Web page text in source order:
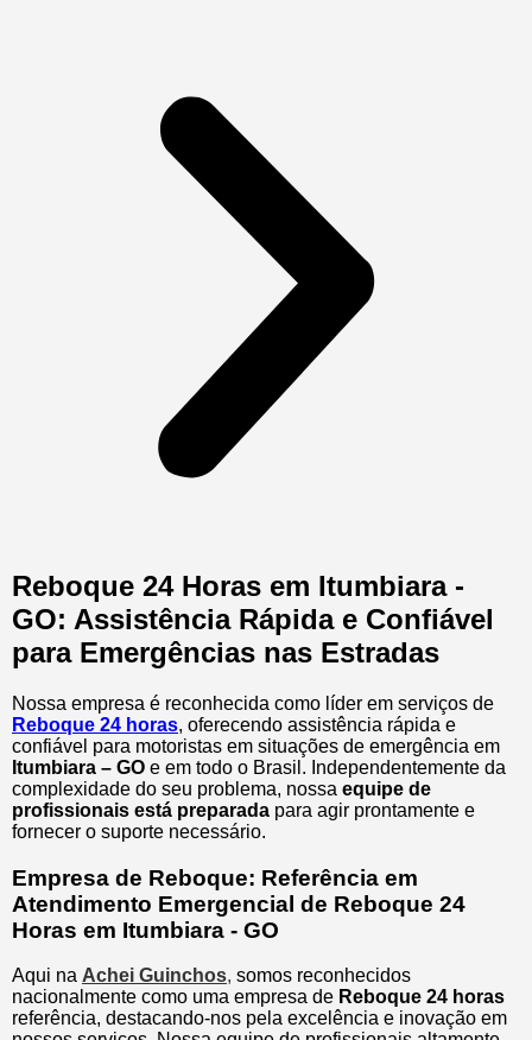
Reboque 24 Horas em Itumbiara -
GO: Assistência Rápida e Confiável
para Emergências nas Estradas
Nossa empresa é reconhecida como líder em serviços de
Reboque 24 horas, oferecendo assistência rápida e
confiável para motoristas em situações de emergência em
Itumbiara – GO e em todo o Brasil. Independentemente da
complexidade do seu problema, nossa equipe de
profissionais está preparada para agir prontamente e
fornecer o suporte necessário.
Empresa de Reboque: Referência em
Atendimento Emergencial de Reboque 24
Horas em Itumbiara - GO
Aqui na Achei Guinchos, somos reconhecidos
nacionalmente como uma empresa de Reboque 24 horas
referência, destacando-nos pela excelência e inovação em